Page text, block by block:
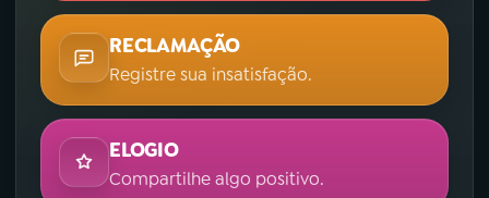
RECLAMAÇÃO
Registre sua insatisfação.
ELOGIO
Compartilhe algo positivo.